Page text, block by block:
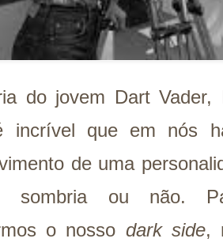
do jovem Dart
incrível que em nós
de uma
sombria ou não.
o nosso dark side,